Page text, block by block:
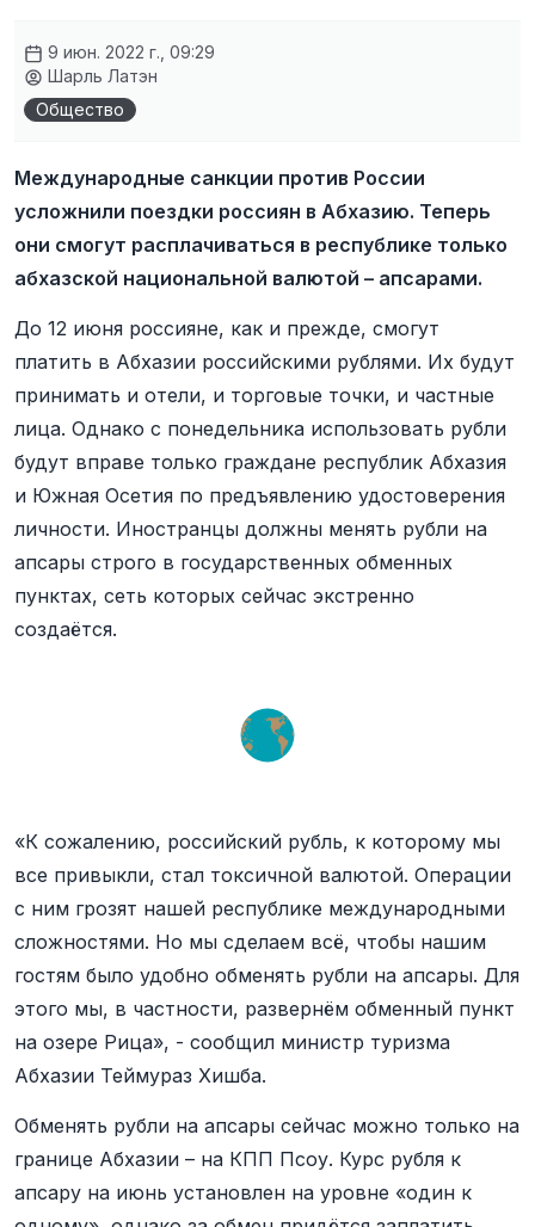
9 июн. 2022 г., 09:29
Шарль Латэн
Общество
Международные санкции против России
усложнили поездки россиян в Абхазию. Теперь
они смогут расплачиваться в республике только
абхазской национальной валютой – апсарами.
До 12 июня россияне, как и прежде, смогут
платить в Абхазии российскими рублями. Их будут
принимать и отели, и торговые точки, и частные
лица. Однако с понедельника использовать рубли
будут вправе только граждане республик Абхазия
и Южная Осетия по предъявлению удостоверения
личности. Иностранцы должны менять рубли на
апсары строго в государственных обменных
пунктах, сеть которых сейчас экстренно
создаётся.
«К сожалению, российский рубль, к которому мы
все привыкли, стал токсичной валютой. Операции
с ним грозят нашей республике международными
сложностями. Но мы сделаем всё, чтобы нашим
гостям было удобно обменять рубли на апсары. Для
этого мы, в частности, развернём обменный пункт
на озере Рица», - сообщил министр туризма
Абхазии Теймураз Хишба.
Обменять рубли на апсары сейчас можно только на
границе Абхазии – на КПП Псоу. Курс рубля к
апсару на июнь установлен на уровне «один к